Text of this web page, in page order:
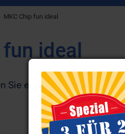
MKC Chip fun ideal
ideal
Sie eine Auflistung aller